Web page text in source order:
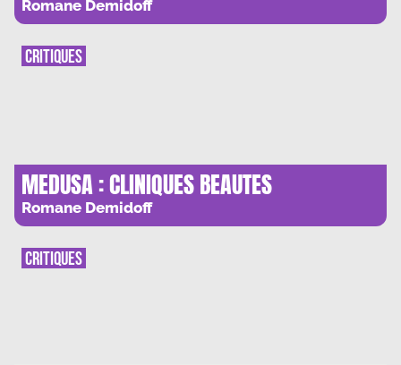
Romane Demidoff
MEDUSA : CLINIQUES BEAUTES
Romane Demidoff
CRITIQUES
CRITIQUES